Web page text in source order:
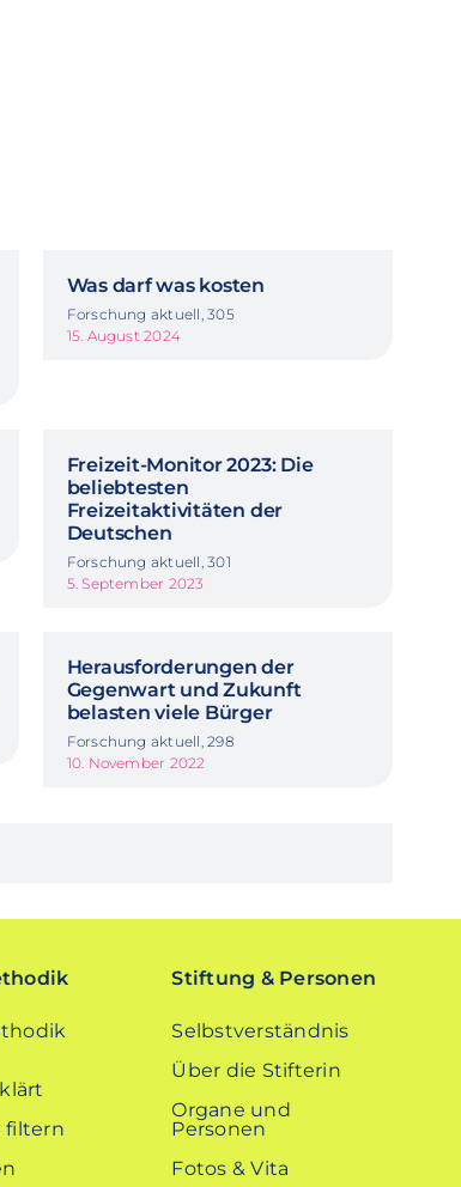
Was darf was kosten
Forschung aktuell, 305
15. August 2024
Freizeit-Monitor 2023: Die
beliebtesten
Freizeitaktivitäten der
Deutschen
Forschung aktuell, 301
5. September 2023
Herausforderungen der
Gegenwart und Zukunft
belasten viele Bürger
Forschung aktuell, 298
10. November 2022
filtern
Stiftung & Personen
Selbstverständnis
Über die Stifterin
Organe und
Personen
Fotos & Vita